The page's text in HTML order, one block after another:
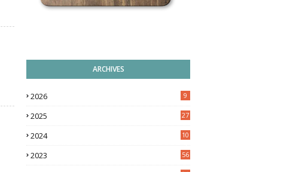
ARCHIVES
2026 9
2025 27
2024
10
2023 56